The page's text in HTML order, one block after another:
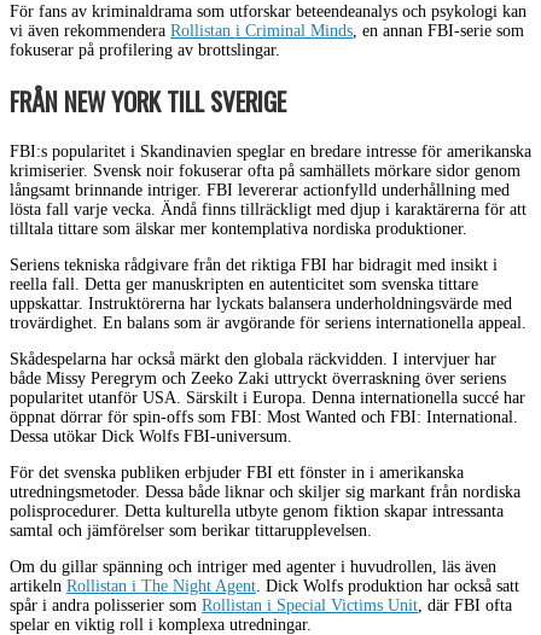
För fans av kriminaldrama som utforskar beteendeanalys och psykologi kan
vi även rekommendera Rollistan i Criminal Minds , en annan FBI-serie som
fokuserar på profilering av brottslingar.
FRÅN NEW YORK TILL SVERIGE
FBI:s popularitet i Skandinavien speglar en bredare intresse för amerikanska
krimiserier. Svensk noir fokuserar ofta på samhällets mörkare sidor genom
långsamt brinnande intriger. FBI levererar actionfylld underhållning med
lösta fall varje vecka. Ändå finns tillräckligt med djup i karaktärerna för att
tilltala tittare som älskar mer kontemplativa nordiska produktioner.
Seriens tekniska rådgivare från det riktiga FBI har bidragit med insikt i
reella fall. Detta ger manuskripten en autenticitet som svenska tittare
uppskattar. Instruktörerna har lyckats balansera underholdningsvärde med
trovärdighet. En balans som är avgörande för seriens internationella appeal.
Skådespelarna har också märkt den globala räckvidden. I intervjuer har
både Missy Peregrym och Zeeko Zaki uttryckt överraskning över seriens
popularitet utanför USA. Särskilt i Europa. Denna internationella succé har
öppnat dörrar för spin-offs som FBI: Most Wanted och FBI: International.
Dessa utökar Dick Wolfs FBI-universum.
För det svenska publiken erbjuder FBI ett fönster in i amerikanska
utredningsmetoder. Dessa både liknar och skiljer sig markant från nordiska
polisprocedurer. Detta kulturella utbyte genom fiktion skapar intressanta
samtal och jämförelser som berikar tittarupplevelsen.
Om du gillar spänning och intriger med agenter i huvudrollen, läs även
artikeln Rollistan i The Night Agent . Dick Wolfs produktion har också satt
spår i andra polisserier som Rollistan i Special Victims Unit , där FBI ofta
spelar en viktig roll i komplexa utredningar.